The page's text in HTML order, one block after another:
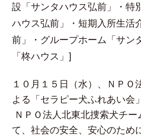
設「サンタハウス弘前」
・ 特
ハウス弘前」
・ 短期入所生活
前」
・ グループホーム「サン
「柊ハウス」 ]
１０月１５日（水）、ＮＰＯ
よる「セラピー犬ふれあい会
ＮＰＯ法人北東北捜索犬チ
て、社会の安全、安心のため